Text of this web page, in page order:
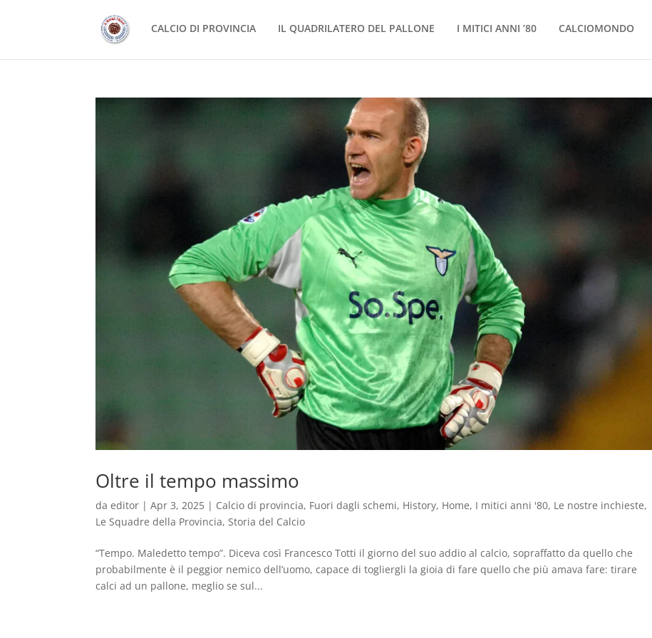
CALCIO DI PROVINCIA IL QUADRILATERO DEL PALLONE I MITICI ANNI ’80 CALCIOMONDO
Oltre il tempo massimo
daeditor |Apr 3, 2025 | Calcio di provincia, Fuori dagli schemi, History, Home, I mitici anni '80, Le nostre inchieste,
Le Squadre della Provincia, Storia del Calcio
“Tempo. Maledetto tempo”. Diceva così Francesco Totti il giorno del suo addio al calcio, sopraffatto da quello che
probabilmente è il peggior nemico dell’uomo, capace di togliergli la gioia di fare quello che più amava fare: tirare
calci ad un pallone, meglio se sul...